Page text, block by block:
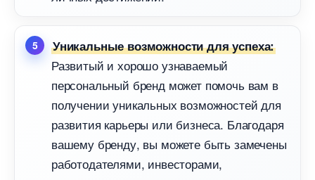
Уникальные возможности для успеха:
Развитый и хорошо узнаваемый
персональный бренд может помочь вам
получении уникальных возможностей для
развития карьеры или бизнеса. Благодаря
ашему бренду, вы можете быть замечены
работодателями, инвесторами,